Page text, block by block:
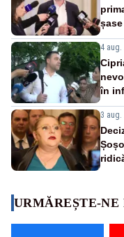
4 aug.
în
3 aug.
URMĂREȘTE-NE